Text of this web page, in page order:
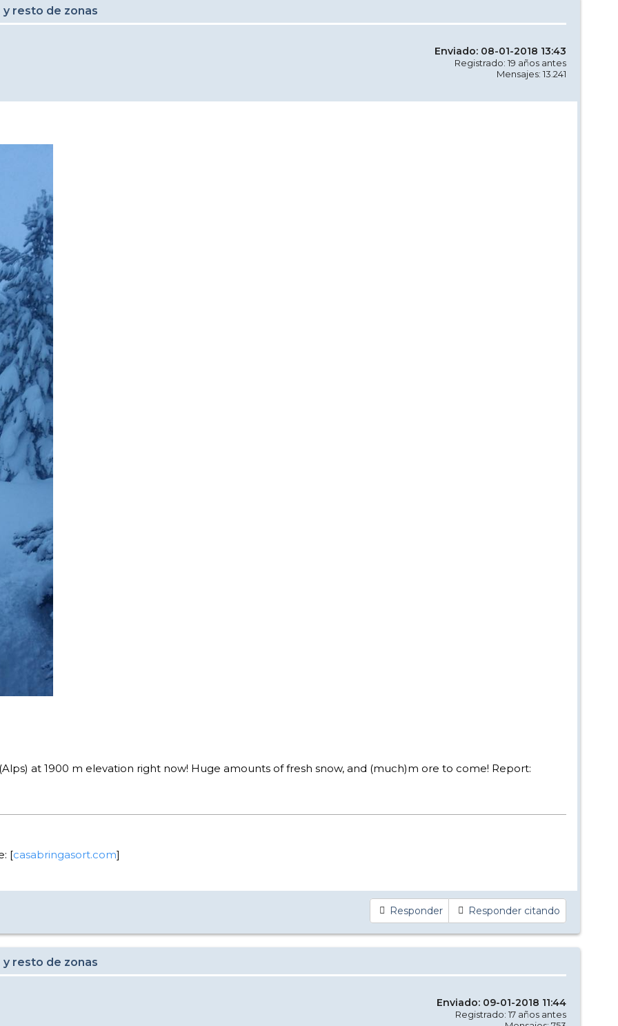
y resto de zonas
Enviado: 08-01-2018 13:43
Registrado: 19 años antes
Mensajes: 13.241
at 1900 m elevation right now! Huge amounts of fresh snow, and (much)m ore to come! Report:
[casabringasort.com]
Responder Responder citando
y resto de zonas
Enviado: 09-01-2018 11:44
Registrado: 17 años antes